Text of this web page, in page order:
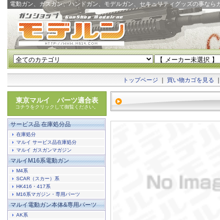
電動ガン、ガスガン、ハンドガン、モデルガン、セキュリティグッズの事なら
トップページ 買い物カゴを見る
東京マルイ パーツ適合表
コチラをクリックして御覧ください。
サービス品 在庫処分品
在庫処分
マルイ サービス品在庫処分
マルイ ガスガンマガジン
マルイM16系電動ガン
M4系
SCAR（スカー）系
HK416・417系
M16系マガジン・専用パーツ
マルイ電動ガン本体&専用パーツ
AK系